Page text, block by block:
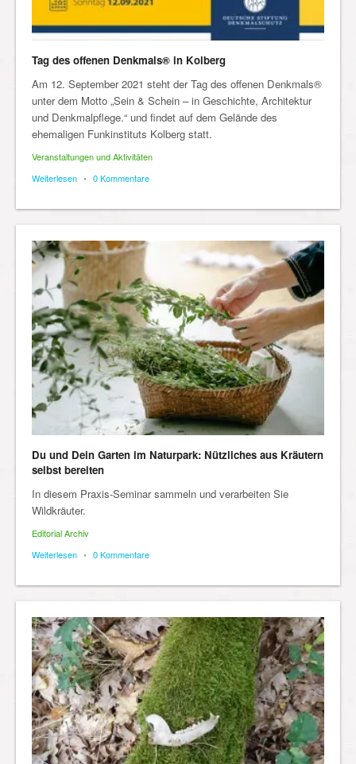
Tag des offenen Denkmals® in Kolberg
Am 12. September 2021 steht der Tag des offenen Denkmals®
unter dem Motto „Sein & Schein – in Geschichte, Architektur
und Denkmalpflege.“ und findet auf dem Gelände des
ehemaligen Funkinstituts Kolberg statt.
Veranstaltungen und Aktivitäten
Weiterlesen • 0 Kommentare
Du und Dein Garten im Naturpark: Nützliches aus Kräutern
selbst bereiten
In diesem Praxis-Seminar sammeln und verarbeiten Sie
Wildkräuter.
Editorial Archiv
Weiterlesen • 0 Kommentare